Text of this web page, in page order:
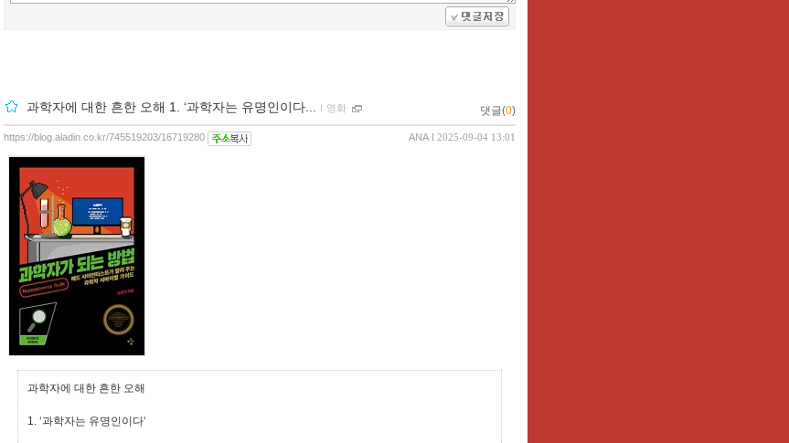
과학자에 대한 흔한 오해 1. ‘과학자는 유명인이다... ｌ 영화 댓글(0)
ANA l 2025-09-04 13:01
https://blog.aladin.co.kr/745519203/16719280
과학자에 대한 흔한 오해
1. ‘과학자는 유명인이다‘